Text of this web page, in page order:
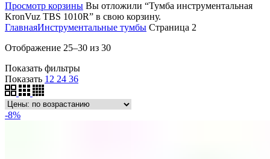
Просмотр корзины Вы отложили “Тумба инструментальная
KronVuz TBS 1010R” в свою корзину.
ГлавнаяИнструментальные тумбы Страница 2
Отображение 25–30 из 30
Показать фильтры
Показать 12 24 36
-8%